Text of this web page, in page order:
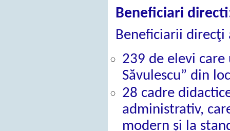
Beneficiari
Beneficiarii
239 de elevi care
Săvulescu” din
28 cadre
administrativ,
modern și la